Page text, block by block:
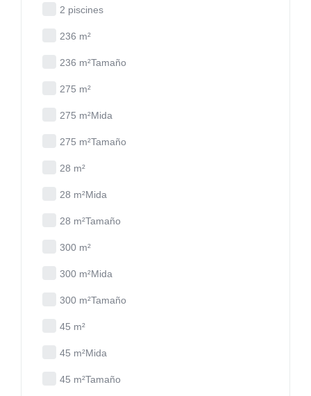
2 piscines
236 m²
236 m²Tamaño
275 m²
275 m²Mida
275 m²Tamaño
28 m²
28 m²Mida
28 m²Tamaño
300 m²
300 m²Mida
300 m²Tamaño
45 m²
45 m²Mida
45 m²Tamaño